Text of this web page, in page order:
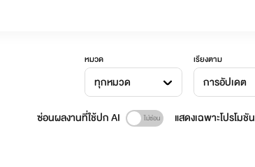
หมวด
ทุกหมวด
เรียงตาม
การอัปเดต
ซ่อนผลงานที่ใช้ปก AI แสดงเฉพาะโปรโมชัน